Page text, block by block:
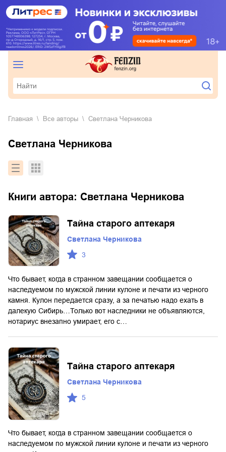
Главная Все авторы Светлана Черникова
Светлана Черникова
Книги автора: Светлана Черникова
Тайна старого аптекаря
Светлана Черникова
3
Что бывает, когда в странном завещании сообщается о
наследуемом по мужской линии кулоне и печати из черного
камня. Кулон передается сразу, а за печатью надо ехать в
далекую Сибирь…Только вот наследники не объявляются,
нотариус внезапно умирает, его с…
Тайна старого аптекаря
Светлана Черникова
5
Что бывает, когда в странном завещании сообщается о
наследуемом по мужской линии кулоне и печати из черного